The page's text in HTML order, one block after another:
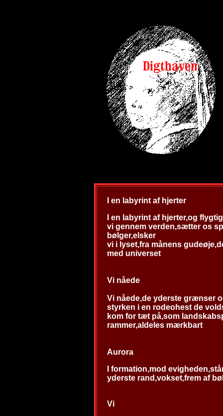
I en labyrint af hjerter
I en labyrint af hjerter,og
vi gennem verden,sætter os
bølger,elsker
vi i lyset,fra månens
med universet
Vi nåede
Vi nåede,de yderste grænser
styrken i en rodeohest de
kom for tæt på,som
rammer,aldeles mærkbart
Aurora
I formation,mod
yderste rand,vokset,frem af
Vi